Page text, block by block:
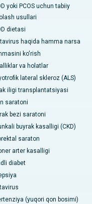
yoki PCOS uchun tabiiy
usullari
dietasi
haqida hamma narsa
ko'rish
va holatlar
lateral skleroz (ALS)
iligi transplantatsiyasi
saratoni
bezi saratoni
buyrak kasalligi (CKD)
saraton
arter kasalligi
diabet
(yuqori qon bosimi)